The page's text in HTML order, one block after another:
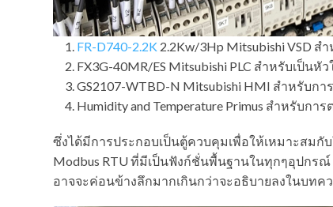
FR-D740-2.2K 2.2Kw/3Hp Mitsubishi VSD
FX3G-40MR/ES Mitsubishi PLC สำหรับเป็
GS2107-WTBD-N Mitsubishi HMI สำหรับ
Humidity and Temperature Primus สำหรับ
ซึ่งได้มีการประกอบเป็นตู้ควบคุมเพื่อให้เหมาะสม
Modbus RTU ที่มีเป็นฟังก์ชั่นพื้นฐานในทุกๆอุปกร
อาจจะค่อนข้างลึกมากเกินกว่าจะอธิบายลงในบทค